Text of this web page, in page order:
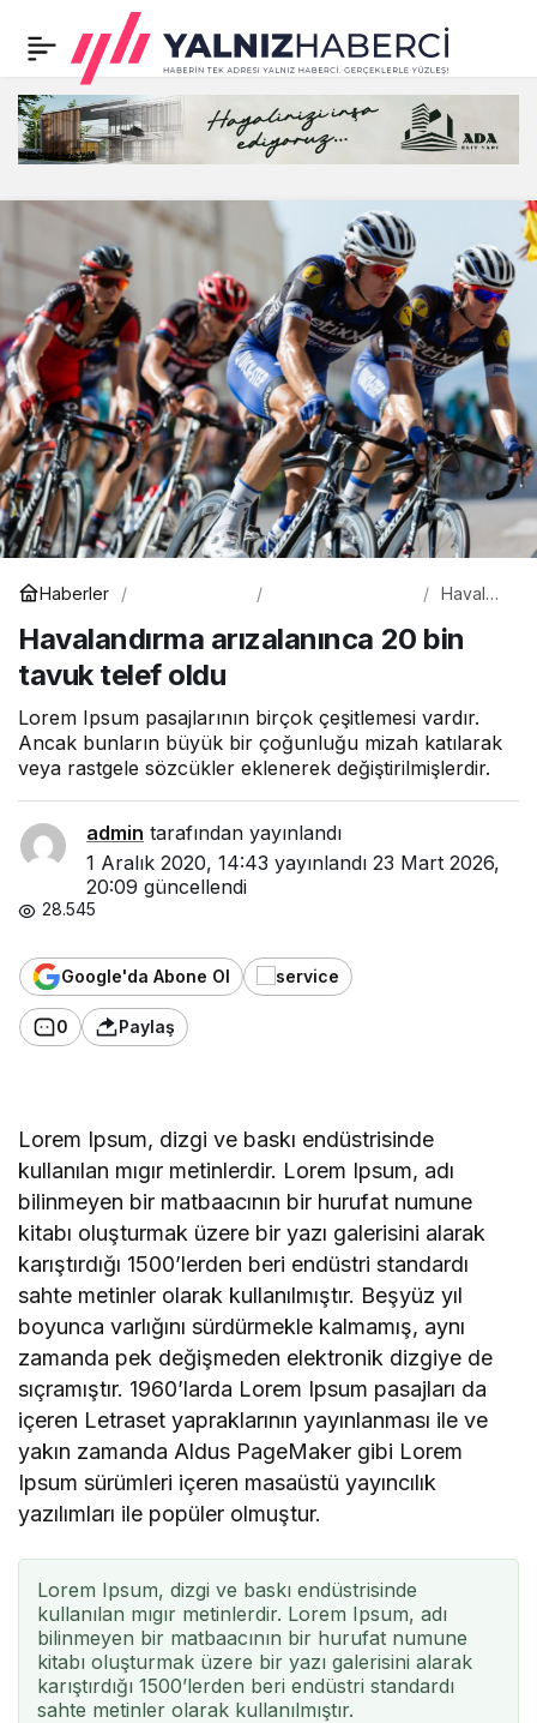
Haberler
Havalan
arızalanı
nca 20
telef
oldu
Havalandırma arızalanınca 20 bin
tavuk telef oldu
Lorem Ipsum pasajlarının birçok çeşitlemesi vardır.
Ancak bunların büyük bir çoğunluğu mizah katılarak
veya rastgele sözcükler eklenerek değiştirilmişlerdir.
admin tarafından yayınlandı
1 Aralık 2020, 14:43 yayınlandı 23 Mart 2026,
20:09 güncellendi
28.545
Google'da Abone Ol
0 Paylaş
Lorem Ipsum, dizgi ve baskı endüstrisinde
kullanılan mıgır metinlerdir. Lorem Ipsum, adı
bilinmeyen bir matbaacının bir hurufat numune
kitabı oluşturmak üzere bir yazı galerisini alarak
karıştırdığı 1500’lerden beri endüstri standardı
sahte metinler olarak kullanılmıştır. Beşyüz yıl
boyunca varlığını sürdürmekle kalmamış, aynı
zamanda pek değişmeden elektronik dizgiye de
sıçramıştır. 1960’larda Lorem Ipsum pasajları da
içeren Letraset yapraklarının yayınlanması ile ve
yakın zamanda Aldus PageMaker gibi Lorem
Ipsum sürümleri içeren masaüstü yayıncılık
yazılımları ile popüler olmuştur.
Lorem Ipsum, dizgi ve baskı endüstrisinde
kullanılan mıgır metinlerdir. Lorem Ipsum, adı
bilinmeyen bir matbaacının bir hurufat numune
kitabı oluşturmak üzere bir yazı galerisini alarak
karıştırdığı 1500’lerden beri endüstri standardı
sahte metinler olarak kullanılmıştır.
Fenerbahçe’de Erol
Bulut’tan iddialı sözler:
‘Yeni bir dönem…’
0